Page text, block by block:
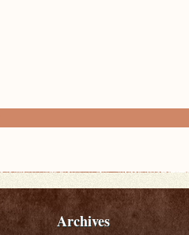
Archives